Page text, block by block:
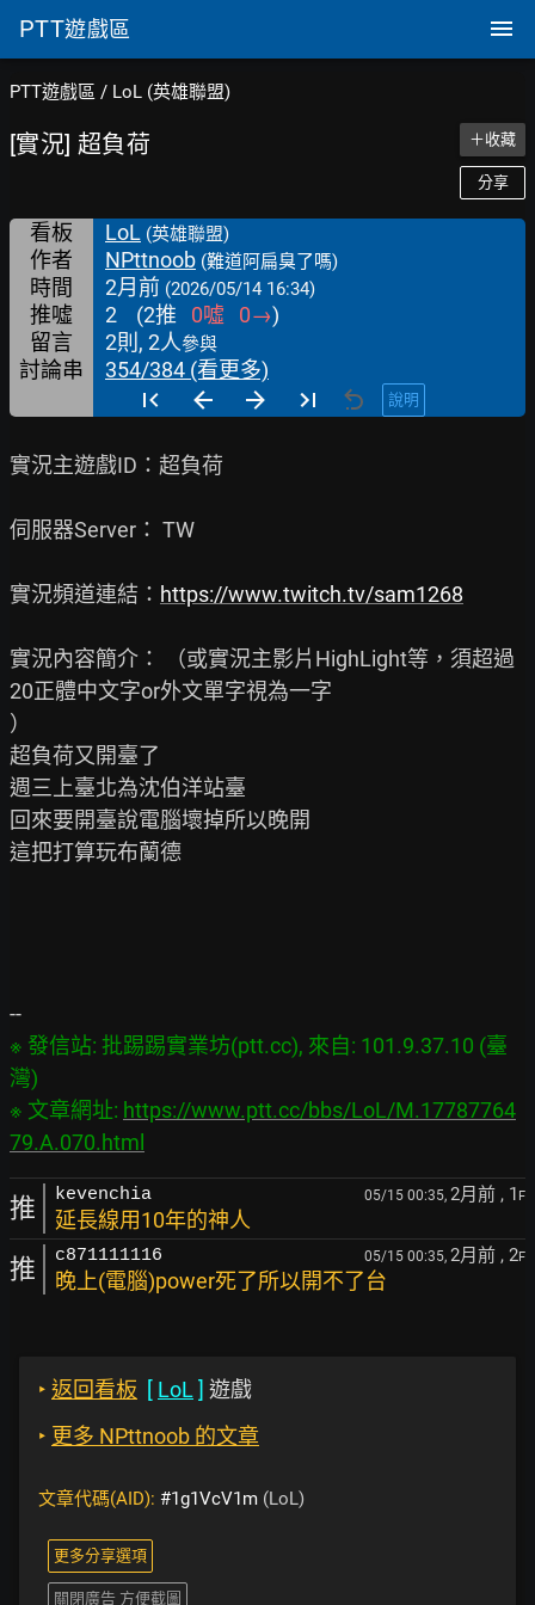
PTT遊戲區
PTT遊戲區 / LoL (英雄聯盟)
[實況] 超負荷 ＋收藏
分享
看板 LoL (英雄聯盟)
作者 NPttnoob (難道阿扁臭了嗎)
時間 2月前 (2026/05/14 16:34)
推噓 2 (2推 0噓 0→)
留言
2則, 2人參與
討論串 354/384 (看更多)
說明
實況主遊戲ID：超負荷
伺服器Server： TW
實況頻道連結： https://www.twitch.tv/sam1268
實況內容簡介： （或實況主影片HighLight等，須超過
20正體中文字or外文單字視為一字
）
超負荷又開臺了
週三上臺北為沈伯洋站臺
回來要開臺說電腦壞掉所以晚開
這把打算玩布蘭德
※ 發信站: 批踢踢實業坊(ptt.cc), 來自: 101.9.37.10 (臺
灣)
※ 文章網址: https://www.ptt.cc/bbs/LoL/M.17787764
79.A.070.html
推 kevenchia 05/15 00:35, 2月前 , 1 F
延長線用10年的神人
推 c871111116 05/15 00:35, 2月前 , 2F
晚上(電腦)power死了所以開不了台
‣ 返回看板 [ LoL ] 遊戲
‣ 更多 NPttnoob 的文章
文章代碼(AID): #1g1VcV1m (LoL)
更多分享選項
關閉廣告 方便截圖